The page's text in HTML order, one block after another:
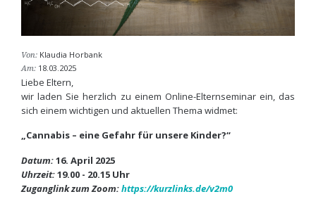
Von:Klaudia Horbank
Am: 18.03.2025
Liebe Eltern,
wir laden Sie herzlich zu einem Online-Elternseminar ein, das
sich einem wichtigen und aktuellen Thema widmet:
„Cannabis – eine Gefahr für unsere Kinder?“
Datum:16. April 2025
Uhrzeit:19.00 - 20.15 Uhr
Zuganglink zum Zoom:https://kurzlinks.de/v2m0